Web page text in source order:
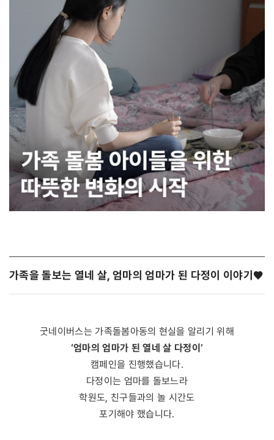
가족을 돌보는 열네 살, 엄마의 엄마가 된 다정이 이야기 ❤️
굿네이버스는 가족돌봄아동의 현실을 알리기 위해
‘엄마의 엄마가 된 열네 살 다정이’
캠페인을 진행했습니다.
다정이는 엄마를 돌보느라
학원도, 친구들과의 놀 시간도
포기해야 했습니다.